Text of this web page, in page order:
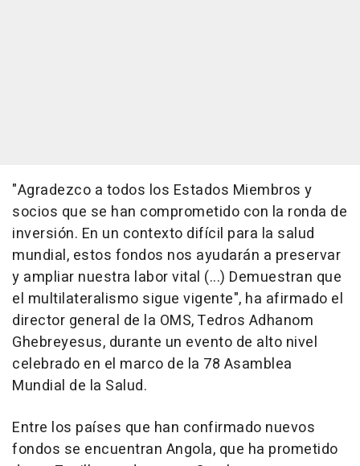
"Agradezco a todos los Estados Miembros y
socios que se han comprometido con la ronda de
inversión. En un contexto difícil para la salud
mundial, estos fondos nos ayudarán a preservar
y ampliar nuestra labor vital (...) Demuestran que
el multilateralismo sigue vigente", ha afirmado el
director general de la OMS, Tedros Adhanom
Ghebreyesus, durante un evento de alto nivel
celebrado en el marco de la 78 Asamblea
Mundial de la Salud.
Entre los países que han confirmado nuevos
fondos se encuentran Angola, que ha prometido